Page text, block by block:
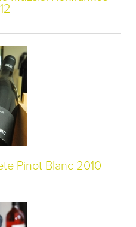
Pinot Blanc 2010